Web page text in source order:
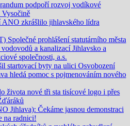
podpoří rozvoj vodíkové
Vysočině
zkrášlilo jihlavského lídra
prohlášení statutárního města
a kanalizací Jihlavsko a
společnosti, a.s.
startovací byty na ulici Osvobození
hledá pomoc s pojmenováním nového
života nové tři sta tisícové logo i přes
Jihlava): Čekáme jasnou demonstraci
na radnici!